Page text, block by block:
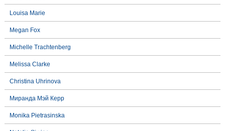
Louisa Marie
Megan Fox
Michelle Trachtenberg
Melissa Clarke
Christina Uhrinova
Миранда Мэй Керр
Monika Pietrasinska